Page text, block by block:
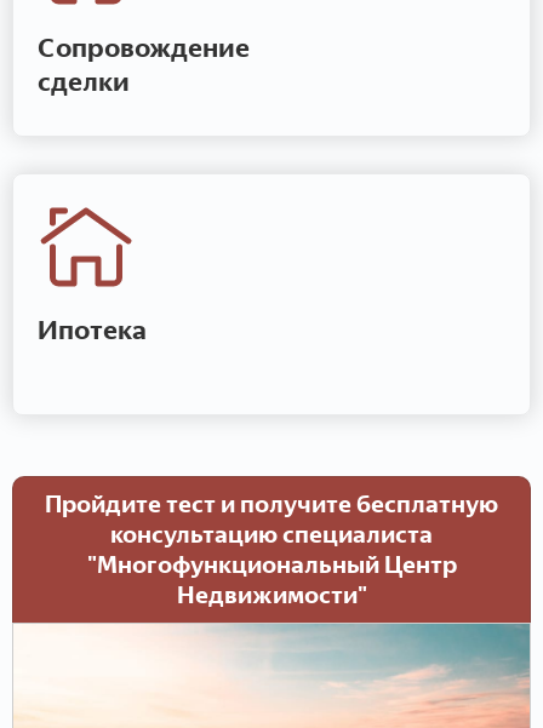
Сопровождение
сделки
Ипотека
Пройдите тест и получите бесплатную
консультацию специалиста
"Многофункциональный Центр
Недвижимости"